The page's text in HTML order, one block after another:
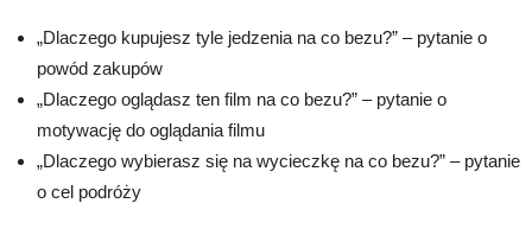
„Dlaczego kupujesz tyle jedzenia na co bezu?” – pytanie o
powód zakupów
„Dlaczego oglądasz ten film na co bezu?” – pytanie o
motywację do oglądania filmu
„Dlaczego wybierasz się na wycieczkę na co bezu?” – pytanie
o cel podróży